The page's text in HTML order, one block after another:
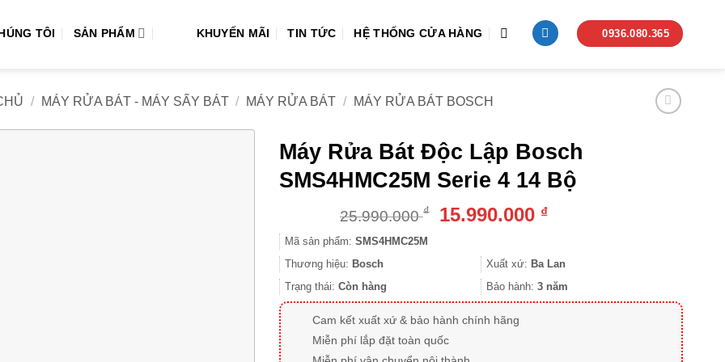
TÔI SẢN PHẨM KHUYẾN MÃI TIN TỨC HỆ THỐNG CỬA HÀNG 0936.080.365
/ MÁY RỬA BÁT - MÁY SẤY BÁT / MÁY RỬA BÁT / MÁY RỬA BÁT BOSCH
Máy Rửa Bát Độc Lập Bosch
SMS4HMC25M Serie 4 14 Bộ
25.990.000₫
Giá
25.990.000 ₫.
15.990.000 ₫Giá
là:
15.990.000 ₫.
Mã sản phẩm: SMS4HMC25M
Thương hiệu: Bosch Xuất xứ: Ba Lan
Trạng thái: Còn hàng Bảo hành:3 năm
Cam kết xuất xứ & bảo hành chính hãng
Miễn phí lắp đặt toàn quốc